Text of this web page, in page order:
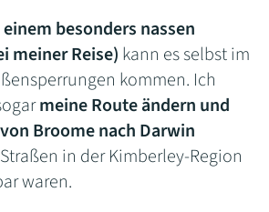
einem besonders nassen
meiner Reise) kann es selbst im
kommen. Ich
meine Route ändern und
Broome nach Darwin
in der Kimberley-Region
waren.